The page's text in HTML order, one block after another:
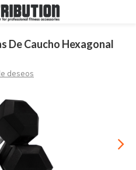
De Caucho Hexagonal
deseos